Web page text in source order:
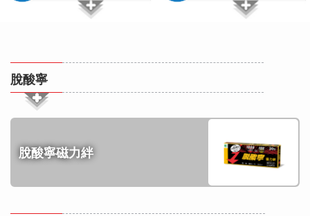
脫酸寧
脫酸寧磁力絆